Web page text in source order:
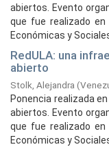
abiertos. Evento
que fue realizado en
Económicas y Sociales
RedULA: una
abierto
Stolk, Alejandra (
Ponencia realizada
abiertos. Evento
que fue realizado en
Económicas y Sociales